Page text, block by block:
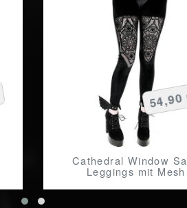
Cathedral Window
Leggings mit Mesh